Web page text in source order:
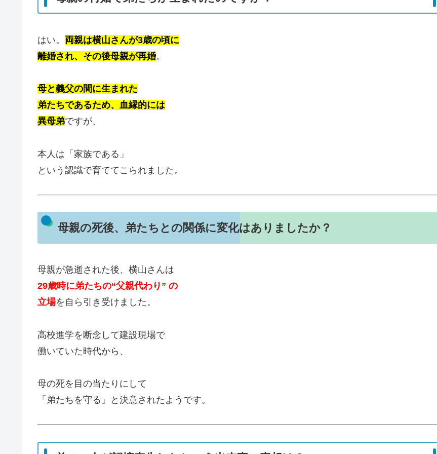
はい。 両親は横山さんが3歳の頃に
離婚され、その後母親が再婚。
母と義父の間に生まれた
弟たちであるため、血縁的には
異母弟ですが、
本人は「家族である」
という認識で育ててこられました。
母親の死後、弟たちとの関係に変化はありましたか？
母親が急逝された後、横山さんは
29歳時に弟たちの“父親代わり” の
立場を自ら引き受けました。
高校進学を断念して建設現場で
働いていた時代から、
母の死を目の当たりにして
「弟たちを守る」と決意されたようです。